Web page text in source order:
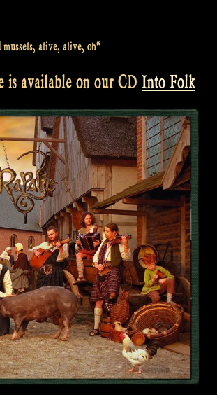
mussels, alive, alive, oh“
available on our CD Into Folk